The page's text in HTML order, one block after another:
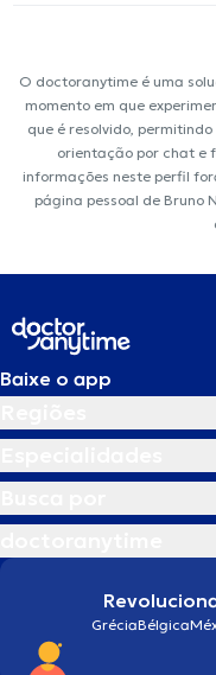
O doctoranytime é uma
momento em que
que é resolvido,
orientação por chat e
informações neste perfil
página pessoal de Bruno
Baixe o app
GréciaBélgica